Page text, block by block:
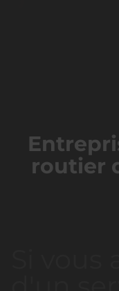
routier